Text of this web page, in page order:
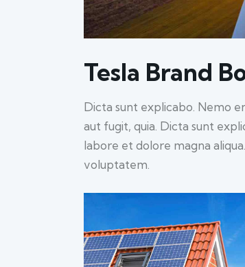
Tesla Brand
Dicta sunt explicabo. Nemo
aut fugit, quia. Dicta sunt
labore et dolore magna
voluptatem.